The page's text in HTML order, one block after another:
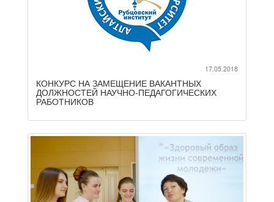
17.05.2018
КОНКУРС НА ЗАМЕЩЕНИЕ ВАКАНТНЫХ
ДОЛЖНОСТЕЙ НАУЧНО-ПЕДАГОГИЧЕСКИХ
РАБОТНИКОВ